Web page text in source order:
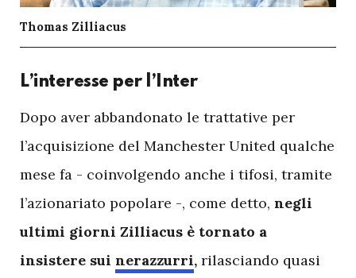
Thomas Zilliacus
L’interesse per l’Inter
Dopo aver abbandonato le trattative per
l’acquisizione del Manchester United qualche
mese fa - coinvolgendo anche i tifosi, tramite
l’azionariato popolare -, come detto, negli
ultimi giorni Zilliacus è tornato a
insistere sui nerazzurri, rilasciando quasi